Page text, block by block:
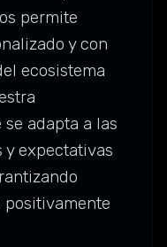
permite
y con
ecosistema
adapta a las
expectativas